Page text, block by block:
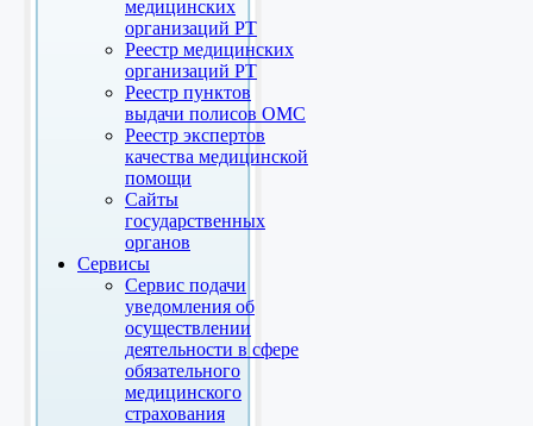
медицинских
организаций РТ
Реестр медицинских
организаций РТ
Реестр пунктов
выдачи полисов ОМС
Реестр экспертов
качества медицинской
помощи
Сайты
государственных
органов
Сервисы
Сервис подачи
уведомления об
осуществлении
деятельности в сфере
обязательного
медицинского
страхования